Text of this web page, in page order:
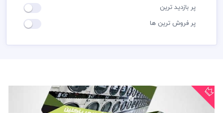
پر بازدید ترین
پر فروش ترین ها